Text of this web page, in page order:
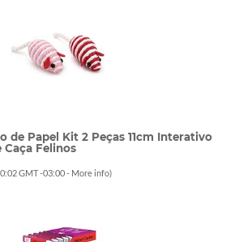
de Papel Kit 2 Peças 11cm Interativo
Felinos
GMT -03:00 - More info)